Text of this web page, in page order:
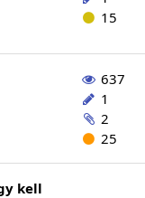
15
637
1
2
25
kell